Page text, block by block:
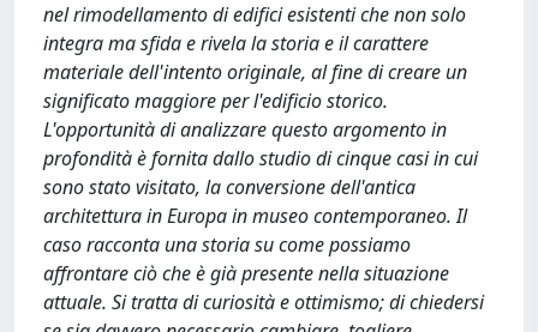
nel rimodellamento di edifici esistenti che non solo
integra ma sfida e rivela la storia e il carattere
materiale dell'intento originale, al fine di creare un
significato maggiore per l'edificio storico.
L'opportunità di analizzare questo argomento in
profondità è fornita dallo studio di cinque casi in cui
sono stato visitato, la conversione dell'antica
architettura in Europa in museo contemporaneo. Il
caso racconta una storia su come possiamo
affrontare ciò che è già presente nella situazione
attuale. Si tratta di curiosità e ottimismo; di chiedersi